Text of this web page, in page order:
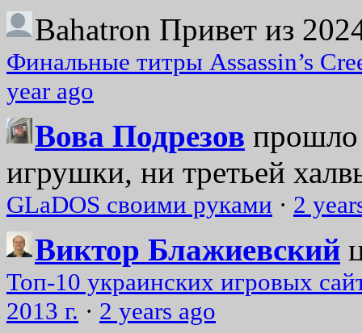
Bahatron Привет из
Финальные титры Assassin’s
year ago
Вова Подрезов прошло
игрушки, ни третьей
GLaDOS своими руками · 2
Виктор Блажиевский
Топ-10 украинских игровых
2013 г. · 2 years ago